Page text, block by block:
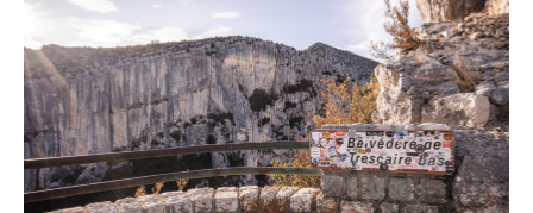
Les belvédères de Trescaïre offrent les premiers point de
vues sur les Gorges du Verdon, à partir de la Route des
Crêtes. On peut voire en bas du canyon trois tours
rocheuses, en rive gauche, qui ont donnés leurs nom à
ces belvédères.